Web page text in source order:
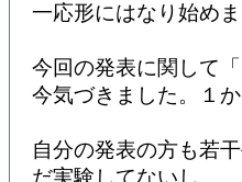
一応形にはなり始めま
今回の発表に関して
今気づきました。１
自分の発表の方も若
だ実験してないし……